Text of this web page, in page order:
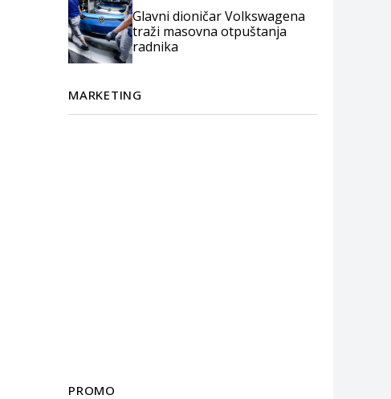
Glavni dioničar Volkswagena
traži masovna otpuštanja
radnika
MARKETING
PROMO